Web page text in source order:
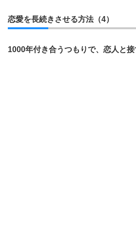
恋愛を長続きさせる方法（4）
1000年付き合うつもりで、恋人と接